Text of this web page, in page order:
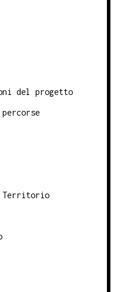
del progetto
Territorio